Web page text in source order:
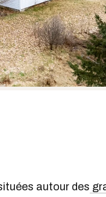
autour des